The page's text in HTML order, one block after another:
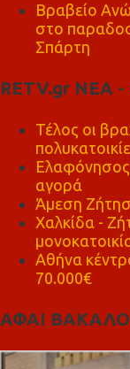
Βραβείο
στο
Σπάρτη
RETV.gr ΝΕΑ
Τέλος οι
Ελαφόνησος,
αγορά
Άμεση
Χαλκίδα -
Αθήνα
70.000€
ΑΦΑΙ